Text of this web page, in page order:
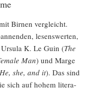
Bir­nen ver­gleicht.
lesens­wer­ten,
K. Le Guin (The
Man) und Mar­ge
He, she, and it). Das sind
sich auf hohem lite­ra­